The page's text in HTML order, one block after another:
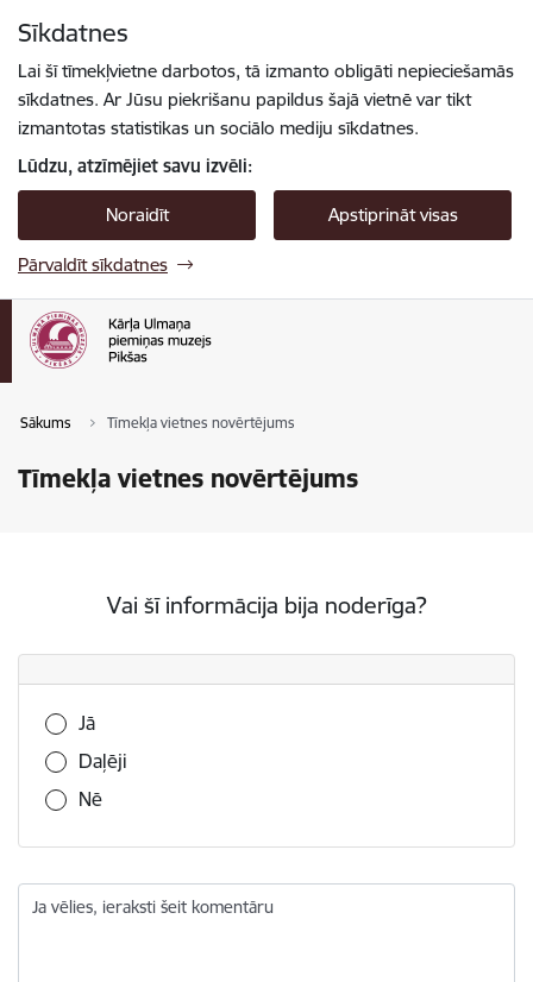
Sīkdatnes
Lai šī tīmekļvietne darbotos, tā izmanto obligāti nepieciešamās
sīkdatnes. Ar Jūsu piekrišanu papildus šajā vietnē var tikt
izmantotas statistikas un sociālo mediju sīkdatnes.
Lūdzu, atzīmējiet savu izvēli:
Noraidīt Apstiprināt visas
Pārvaldīt sīkdatnes
Sākums Tīmekļa vietnes novērtējums
Tīmekļa vietnes novērtējums
Vai šī informācija bija noderīga?
Vai šī informācija bija noderīga?
Jā
Daļēji
Nē
Ja vēlies, ieraksti šeit komentāru